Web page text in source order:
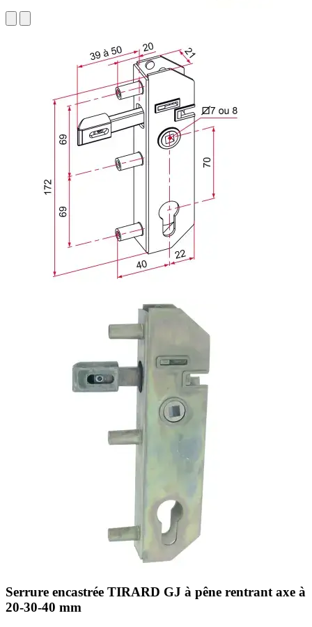
Serrure encastrée TIRARD GJ à pêne rentrant axe à
20-30-40 mm